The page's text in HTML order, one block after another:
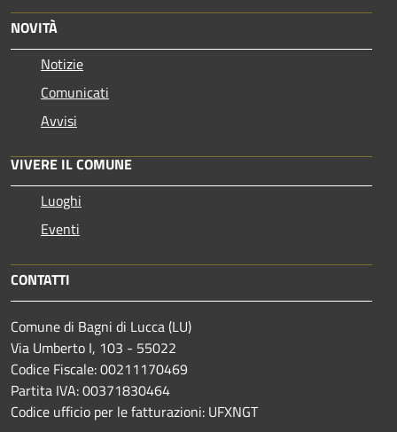
NOVITÀ
Notizie
Comunicati
Avvisi
VIVERE IL COMUNE
Luoghi
Eventi
CONTATTI
Comune di Bagni di Lucca (LU)
Via Umberto I, 103 - 55022
Codice Fiscale: 00211170469
Partita IVA: 00371830464
Codice ufficio per le fatturazioni: UFXNGT